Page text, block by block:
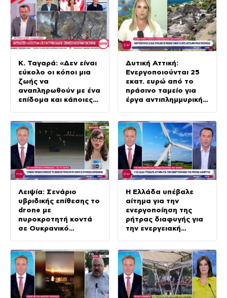
Κ. Ταγαρά: «Δεν είναι
εύκολο οι κόποι μια
ζωής να
αναπληρωθούν με ένα
επίδομα και κάποιες
Δυτική Αττική:
Ενεργοποιούνται 25
εκατ. ευρώ από το
πράσινο ταμείο για
έργα αντιπλημμυρικής
Λειψία: Σενάριο
υβριδικής επίθεσης το
drone με
πυροκροτητή κοντά
σε Ουκρανικό
Η Ελλάδα υπέβαλε
αίτημα για την
ενεργοποίηση της
ρήτρας διαφυγής για
την ενεργειακή